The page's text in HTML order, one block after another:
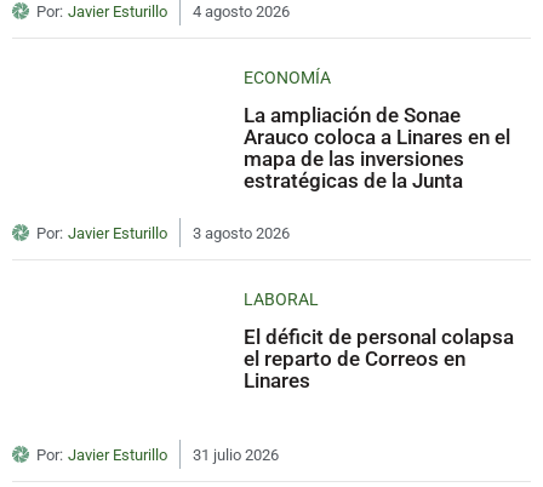
Por: Javier Esturillo 4 agosto 2026
ECONOMÍA
La ampliación de Sonae
Arauco coloca a Linares en el
mapa de las inversiones
estratégicas de la Junta
Por: Javier Esturillo 3 agosto 2026
LABORAL
El déficit de personal colapsa
el reparto de Correos en
Linares
Por: Javier Esturillo 31 julio 2026